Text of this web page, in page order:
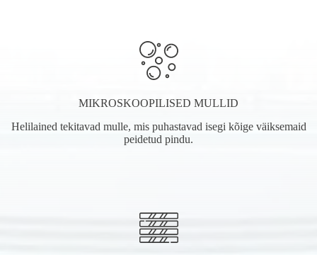
MIKROSKOOPILISED MULLID
Helilained tekitavad mulle, mis puhastavad isegi kõige väiksemaid
peidetud pindu.